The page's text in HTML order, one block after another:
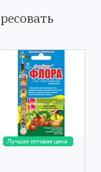
Лучшая оптовая цена